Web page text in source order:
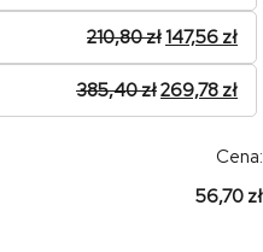
210,80zł147,56 zł
385,40zł269,78 zł
Cena:
56,70 zł